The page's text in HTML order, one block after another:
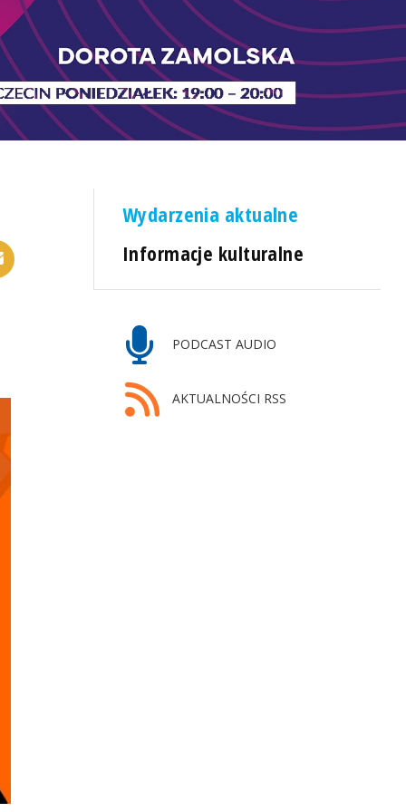
Wydarzenia aktualne
Informacje kulturalne
PODCAST AUDIO
AKTUALNOŚCI RSS